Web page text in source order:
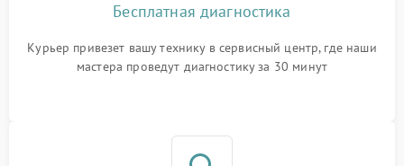
Бесплатная диагностика
Курьер привезет вашу технику в сервисный центр, где наши
мастера проведут диагностику за 30 минут